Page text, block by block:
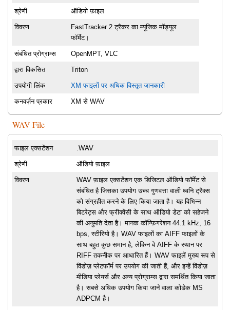
श्रेणी ऑडियो फ़ाइल
विवरण
FastTracker 2 ट्रैकर का म्यूजिक मॉड्यूल
फॉर्मेट।
संबंधित प्रोग्राम्स OpenMPT, VLC
द्वारा विकसित Triton
उपयोगी लिंक XM फाइलों पर अधिक विस्तृत जानकारी
कनवर्ज़न प्रकार XM से WAV
WAV File
फाइल एक्सटेंशन .WAV
श्रेणी ऑडियो फ़ाइल
विवरण
WAV फ़ाइल एक्सटेंशन एक डिजिटल ऑडियो फॉर्मेट से
संबंधित है जिसका उपयोग उच्च गुणवत्ता वाली ध्वनि ट्रैक्स
को संग्रहीत करने के लिए किया जाता है। यह विभिन्न
बिटरेट्स और फ्रीक्वेंसी के साथ ऑडियो डेटा को सहेजने
की अनुमति देता है। मानक कॉन्फ़िगरेशन 44.1 kHz, 16
bps, स्टीरियो है। WAV फाइलों का AIFF फाइलों के
साथ बहुत कुछ समान है, लेकिन वे AIFF के स्थान पर
RIFF तकनीक पर आधारित हैं। WAV फाइलें मुख्य रूप से
विंडोज़ प्लेटफॉर्म पर उपयोग की जाती हैं, और इन्हें विंडोज़
मीडिया प्लेयर्स और अन्य प्रोग्राम्स द्वारा समर्थित किया जाता
है। सबसे अधिक उपयोग किया जाने वाला कोडेक MS
ADPCM है।